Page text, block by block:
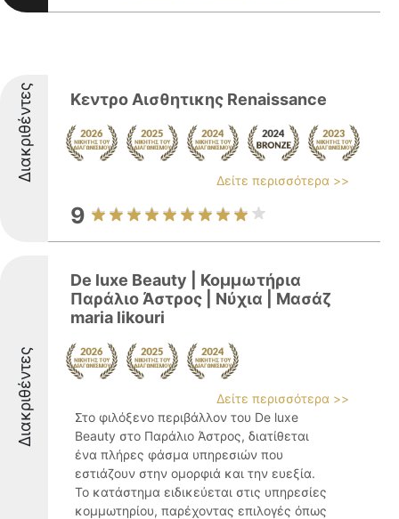
Διακριθέντες Κεντρο Αισθητικης Renaissance
Δείτε περισσότερα >>
9
Διακριθέντες
De luxe Beauty | Κομμωτήρια
Παράλιο Άστρος | Νύχια | Μασάζ
maria likouri
Δείτε περισσότερα >>
Στο φιλόξενο περιβάλλον του De luxe
Beauty στο Παράλιο Άστρος, διατίθεται
ένα πλήρες φάσμα υπηρεσιών που
εστιάζουν στην ομορφιά και την ευεξία.
Το κατάστημα ειδικεύεται στις υπηρεσίες
κομμωτηρίου, παρέχοντας επιλογές όπως